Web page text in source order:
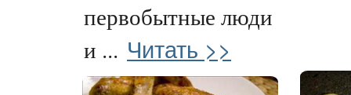
первобытные люди
и ... Читать >>